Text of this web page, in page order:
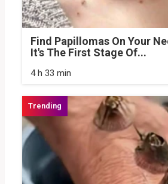
Find Papillomas On Your
It's The First Stage Of...
4 h 33 min